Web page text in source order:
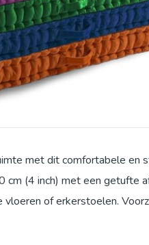
met dit comfortabele en
(4 inch) met een getufte
vloeren of erkerstoelen.